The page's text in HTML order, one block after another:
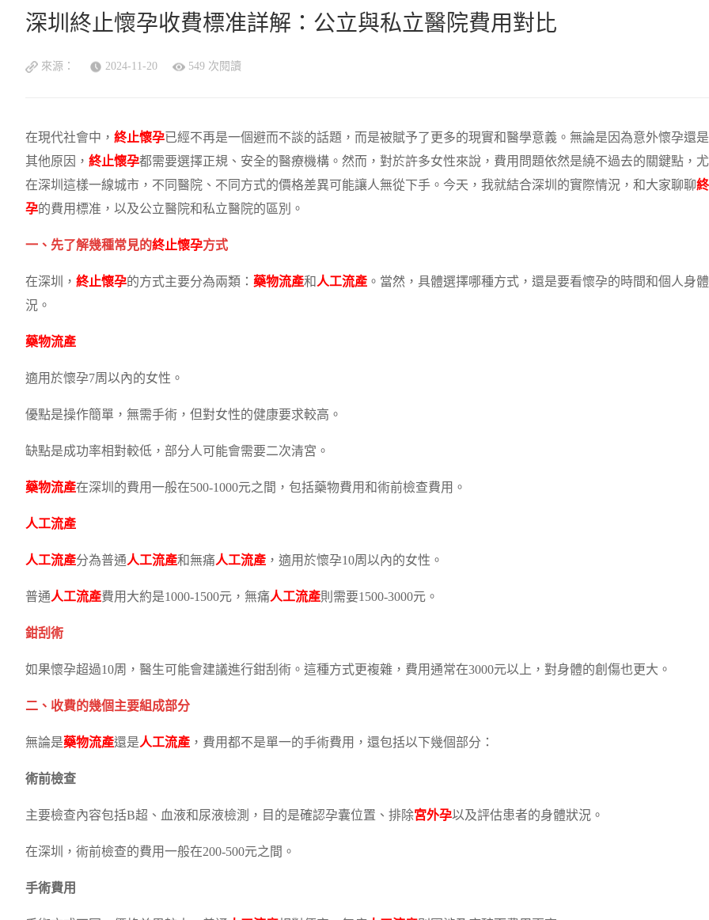
深圳終止懷孕收費標准詳解：公立與私立醫院費用對比
來源： 2024-11-20 549 次閱讀
在現代社會中， 終止懷孕已經不再是一個避而不談的話題，而是被賦予了更多的現實和醫學意義。無論是因為意外懷孕還
其他原因， 終止懷孕都需要選擇正規、安全的醫療機構。然而，對於許多女性來說，費用問題依然是繞不過去的關鍵點，
在深圳這樣一線城市，不同醫院、不同方式的價格差異可能讓人無從下手。今天，我就結合深圳的實際情況，和大家聊聊
孕的費用標准，以及公立醫院和私立醫院的區別。
一、先了解幾種常見的終止懷孕方式
在深圳， 終止懷孕的方式主要分為兩類： 藥物流產和人工流產 。當然，具體選擇哪種方式，還是要看懷孕的時間和個人身
況。
藥物流產
適用於懷孕7周以內的女性。
優點是操作簡單，無需手術，但對女性的健康要求較高。
缺點是成功率相對較低，部分人可能會需要二次清宮。
藥物流產在深圳的費用一般在500-1000元之間，包括藥物費用和術前檢查費用。
人工流產
人工流產分為普通人工流產和無痛人工流產 ，適用於懷孕10周以內的女性。
普通人工流產費用大約是1000-1500元，無痛人工流產則需要1500-3000元。
鉗刮術
如果懷孕超過10周，醫生可能會建議進行鉗刮術。這種方式更複雜，費用通常在3000元以上，對身體的創傷也更大。
二、收費的幾個主要組成部分
無論是藥物流產還是人工流產 ，費用都不是單一的手術費用，還包括以下幾個部分：
術前檢查
主要檢查內容包括B超、血液和尿液檢測，目的是確認孕囊位置、排除宮外孕以及評估患者的身體狀況。
在深圳，術前檢查的費用一般在200-500元之間。
手術費用